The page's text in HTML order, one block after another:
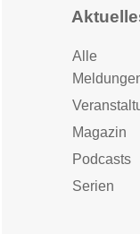
Alle
Magazin
Podcasts
Serien